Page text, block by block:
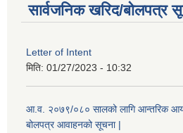
सार्वजनिक खरिद/बोलपत्र
Letter of Intent
मिति: 01/27/2023 - 10:32
आ.व. २०७९/०८० सालको लागि आन्तरिक आय
बोलपत्र आवाहनको सूचना |